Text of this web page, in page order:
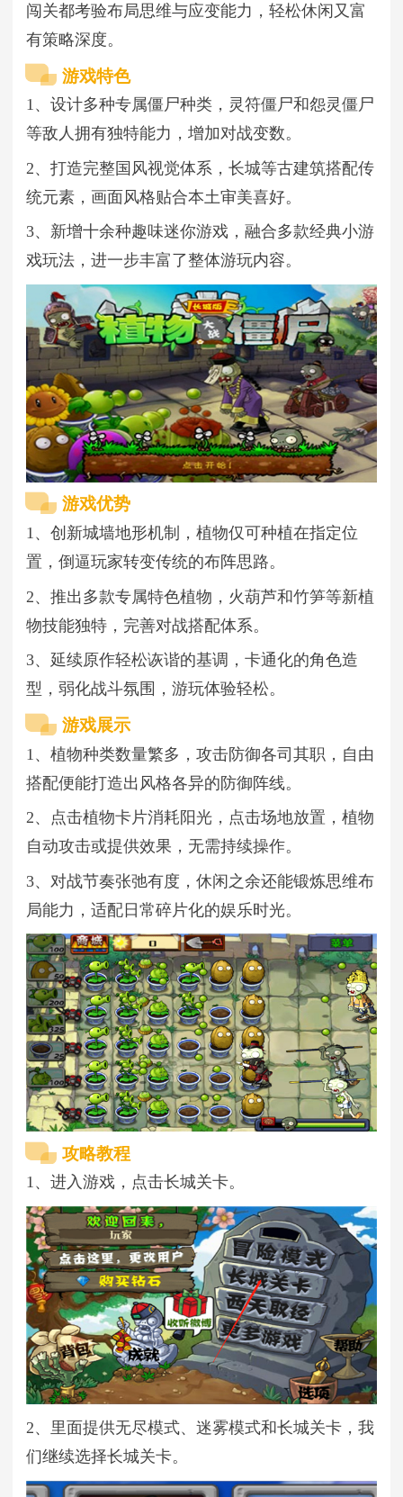
闯关都考验布局思维与应变能力，轻松休闲又富
有策略深度。
游戏特色
1、设计多种专属僵尸种类，灵符僵尸和怨灵僵尸
等敌人拥有独特能力，增加对战变数。
2、打造完整国风视觉体系，长城等古建筑搭配传
统元素，画面风格贴合本土审美喜好。
3、新增十余种趣味迷你游戏，融合多款经典小游
戏玩法，进一步丰富了整体游玩内容。
游戏优势
1、创新城墙地形机制，植物仅可种植在指定位
置，倒逼玩家转变传统的布阵思路。
2、推出多款专属特色植物，火葫芦和竹笋等新植
物技能独特，完善对战搭配体系。
3、延续原作轻松诙谐的基调，卡通化的角色造
型，弱化战斗氛围，游玩体验轻松。
游戏展示
1、植物种类数量繁多，攻击防御各司其职，自由
搭配便能打造出风格各异的防御阵线。
2、点击植物卡片消耗阳光，点击场地放置，植物
自动攻击或提供效果，无需持续操作。
3、对战节奏张弛有度，休闲之余还能锻炼思维布
局能力，适配日常碎片化的娱乐时光。
攻略教程
1、进入游戏，点击长城关卡。
2、里面提供无尽模式、迷雾模式和长城关卡，我
们继续选择长城关卡。